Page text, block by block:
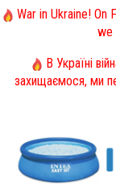
War in Ukraine! On
we
В Україні
захищаємося, ми